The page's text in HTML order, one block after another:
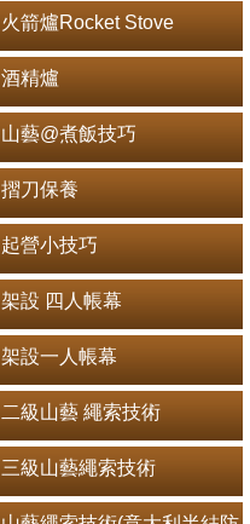
火箭爐Rocket Stove
酒精爐
山藝@煮飯技巧
摺刀保養
起營小技巧
架設 四人帳幕
架設一人帳幕
二級山藝 繩索技術
三級山藝繩索技術